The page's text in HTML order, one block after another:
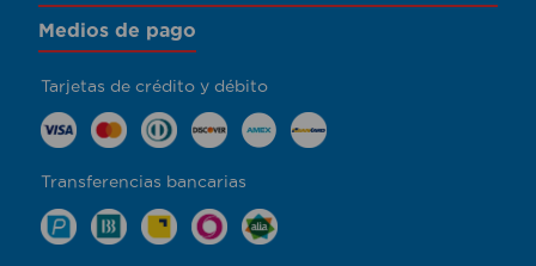
Medios de pago
Tarjetas de crédito y débito
Transferencias bancarias